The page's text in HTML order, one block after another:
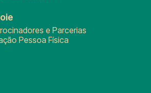
e Parcerias
Pessoa Física